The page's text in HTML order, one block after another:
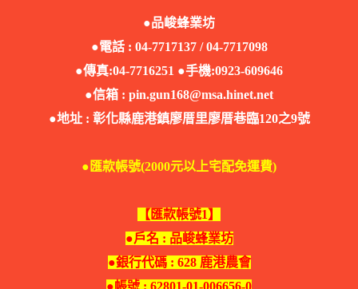
●品峻蜂業坊
●電話 : 04-7717137 / 04-7717098
●傳真:04-7716251 ●手機:0923-609646
●信箱 : pin.gun168@msa.hinet.net
●地址 : 彰化縣鹿港鎮廖厝里廖厝巷臨120之9號
●匯款帳號(2000元以上宅配免運費)
【匯款帳號1】
●戶名 : 品峻蜂業坊
●銀行代碼 : 628 鹿港農會